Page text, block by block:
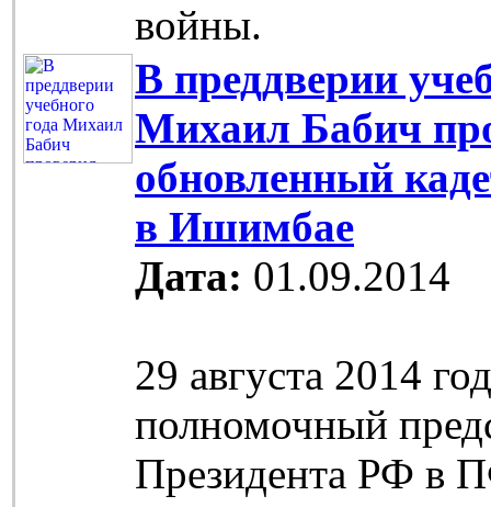
войны.
В преддверии
Михаил Бабич
обновленный
в Ишимбае
Дата: 01.09.2014
29 августа 2014
полномочный
Президента РФ в